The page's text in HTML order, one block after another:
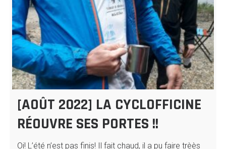
[AOÛT 2022] LA CYCLOFFICINE
RÉOUVRE SES PORTES !!
Oi! L’été n’est pas finis! Il fait chaud, il a pu faire trèès